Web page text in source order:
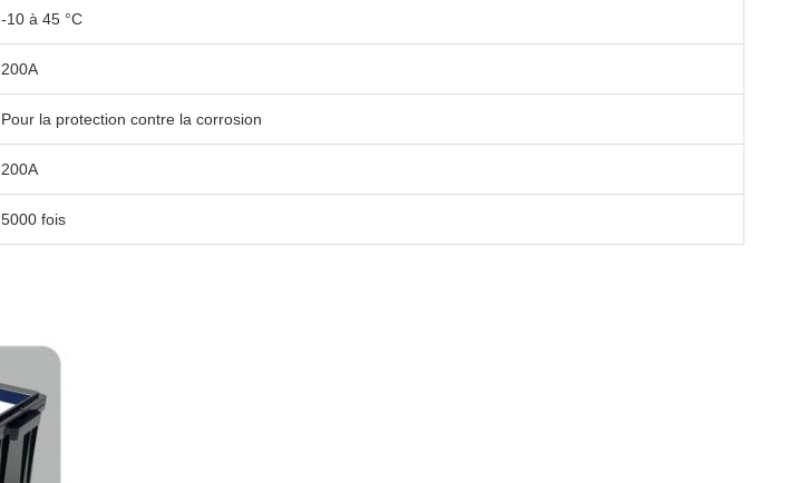
-10 à 45 °C
200A
Pour la protection contre la corrosion
200A
5000 fois